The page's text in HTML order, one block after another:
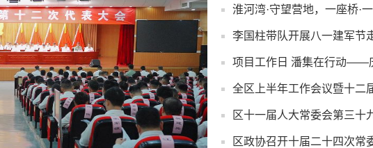
淮河湾·守望营地，一座桥·
李国柱带队开展八一建军节
项目工作日 潘集在行动——
区十一届人大常委会第三十
区政协召开十届二十四次常